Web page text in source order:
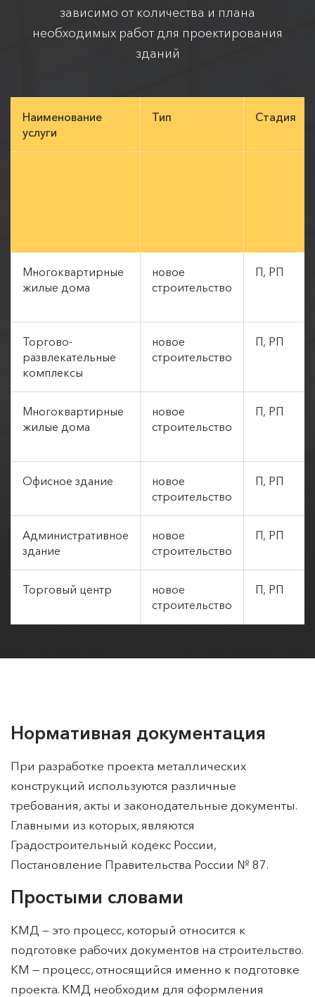
зависимо от количества и плана
необходимых работ для проектирования
зданий
Наименование
услуги
Тип Стадия
Многоквартирные
жилые дома
новое
строительство
П, РП
Торгово-
развлекательные
комплексы
новое
строительство
П, РП
Многоквартирные
жилые дома
новое
строительство
П, РП
Офисное здание
новое
строительство
П, РП
Административное
здание
новое
строительство
П, РП
Торговый центр
новое
строительство
П, РП
Нормативная документация
При разработке проекта металлических
конструкций используются различные
требования, акты и законодательные документы.
Главными из которых, являются
Градостроительный кодекс России,
Постановление Правительства России № 87.
Простыми словами
КМД — это процесс, который относится к
подготовке рабочих документов на строительство.
КМ — процесс, относящийся именно к подготовке
проекта. КМД необходим для оформления